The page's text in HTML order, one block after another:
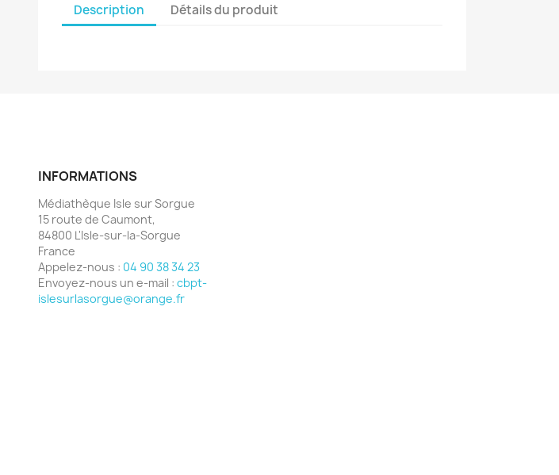
Description Détails du produit
INFORMATIONS
Médiathèque Isle sur Sorgue
15 route de Caumont,
84800 L'Isle-sur-la-Sorgue
France
Appelez-nous : 04 90 38 34 23
Envoyez-nous un e-mail : cbpt-
islesurlasorgue@orange.fr